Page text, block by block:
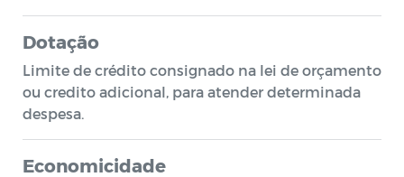
Dotação
Limite de crédito consignado na lei de orçamento
ou credito adicional, para atender determinada
despesa.
Economicidade